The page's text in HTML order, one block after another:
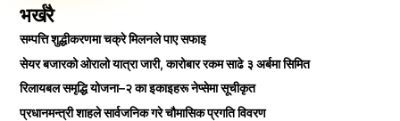
भर्खरै
सम्पत्ति शुद्धीकरणमा चक्रे मिलनले पाए सफाइ
सेयर बजारको ओरालो यात्रा जारी, कारोबार रकम साढे ३ अर्बमा सिमित
रिलायबल समृद्धि योजना–२ का इकाइहरू नेप्सेमा सूचीकृत
प्रधानमन्त्री शाहले सार्वजनिक गरे चौमासिक प्रगति विवरण